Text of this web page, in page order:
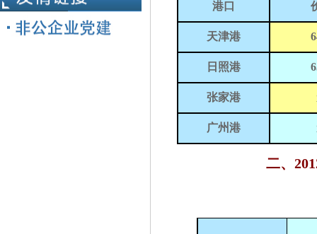
港口
天津港
日照港
张家港
广州港
二、